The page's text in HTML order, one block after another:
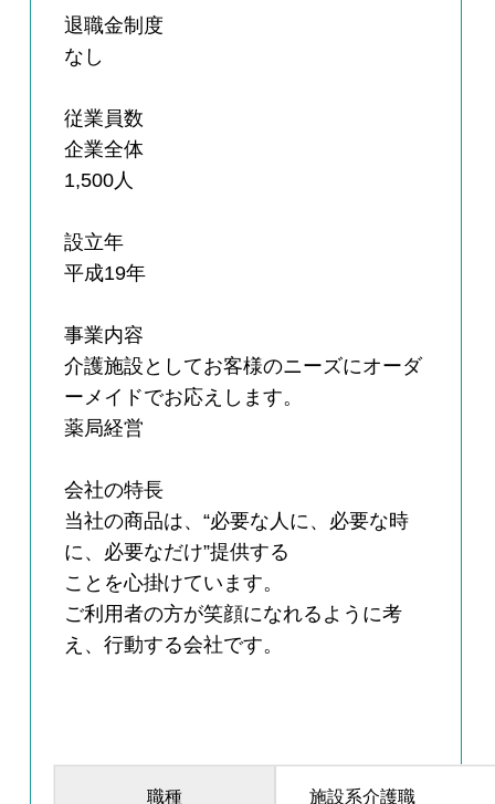
退職金制度
なし
従業員数
企業全体
1,500人
設立年
平成19年
事業内容
介護施設としてお客様のニーズにオーダ
ーメイドでお応えします。
薬局経営
会社の特長
当社の商品は、“必要な人に、必要な時
に、必要なだけ”提供する
ことを心掛けています。
ご利用者の方が笑顔になれるように考
え、行動する会社です。
職種 施設系介護職